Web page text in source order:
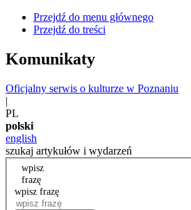
Przejdź do menu głównego
Przejdź do treści
Komunikaty
Oficjalny serwis o kulturze w Poznaniu
|
PL
polski
english
szukaj artykułów i wydarzeń
wpisz
frazę
wpisz frazę